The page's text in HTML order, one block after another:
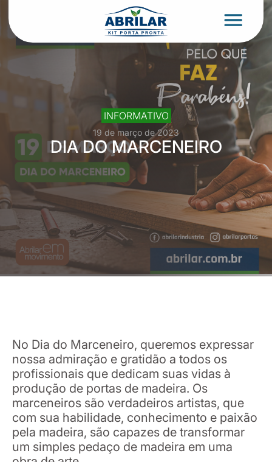
INFORMATIVO
19 de março de 2023
DIA DO MARCENEIRO
No Dia do Marceneiro, queremos expressar
nossa admiração e gratidão a todos os
profissionais que dedicam suas vidas à
produção de portas de madeira. Os
marceneiros são verdadeiros artistas, que
com sua habilidade, conhecimento e paixão
pela madeira, são capazes de transformar
um simples pedaço de madeira em uma